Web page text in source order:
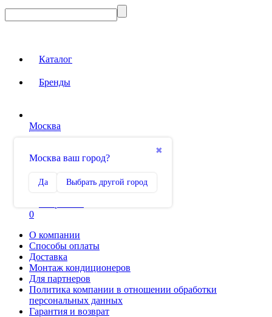
Каталог
Бренды
Москва
✖
Москва ваш город?
Да Выбрать другой город
Сравнение
0
О компании
Способы оплаты
Доставка
Монтаж кондиционеров
Для партнеров
Политика компании в отношении обработки
персональных данных
Гарантия и возврат